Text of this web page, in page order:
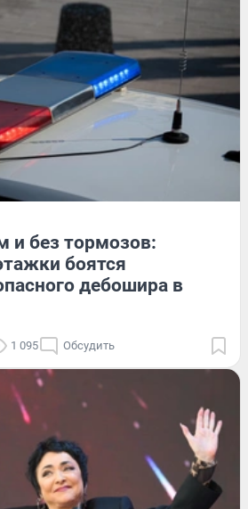
и без тормозов:
боятся
дебошира в
1 095 Обсудить